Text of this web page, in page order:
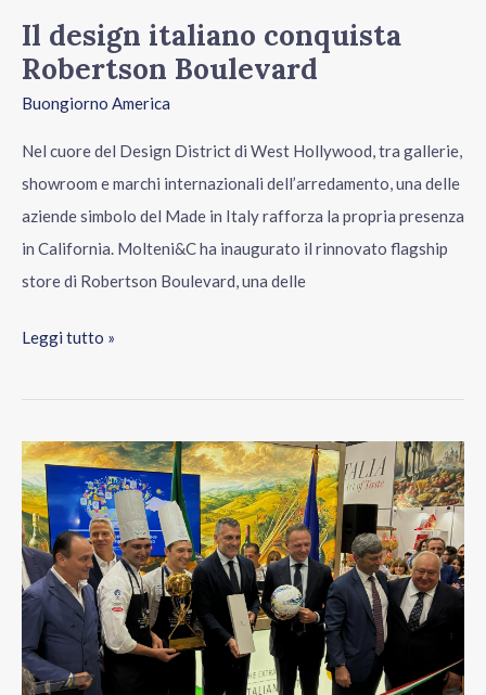
Il design italiano conquista
Robertson Boulevard
Buongiorno America
Nel cuore del Design District di West Hollywood, tra gallerie,
showroom e marchi internazionali dell’arredamento, una delle
aziende simbolo del Made in Italy rafforza la propria presenza
in California. Molteni&C ha inaugurato il rinnovato flagship
store di Robertson Boulevard, una delle
Leggi tutto »
Al
Fancy
Food
di
New
York
l’Italia
è